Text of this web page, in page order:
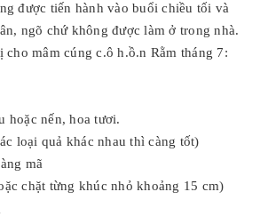
được tiến hành vào buổi chiều tối và
ngõ chứ không được làm ở trong nhà.
cho mâm cúng c.ô h.ồ.n Rằm tháng 7:
hoặc nến, hoa tươi.
loại quả khác nhau thì càng tốt)
mã
chặt từng khúc nhỏ khoảng 15 cm)